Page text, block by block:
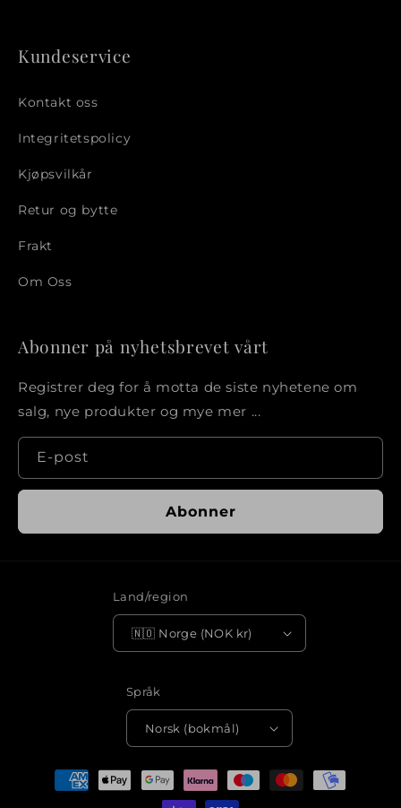
Kundeservice
Kontakt oss
Integritetspolicy
Kjøpsvilkår
Retur og bytte
Frakt
Om Oss
Abonner på nyhetsbrevet vårt
Registrer deg for å motta de siste nyhetene om
salg, nye produkter og mye mer ...
E-post
Abonner
Land/region
🇳🇴 Norge (NOK kr)
Språk
Norsk (bokmål)
Betalingsmåter